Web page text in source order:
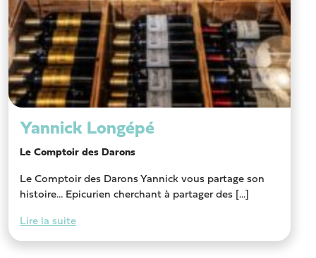
Yannick Longépé
Le Comptoir des Darons
Le Comptoir des Darons Yannick vous partage son
histoire… Epicurien cherchant à partager des [...]
Lire la suite